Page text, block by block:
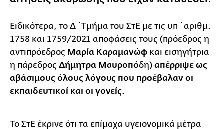
Ειδικότερα, το Δ΄ Τμήμα του ΣτΕ με τις υπ΄ αριθμ.
1758 και 1759/2021 αποφάσεις τους (πρόεδρος η
αντιπρόεδρος Μαρία Καραμανώφ και εισηγήτρια
η πάρεδρος Δήμητρα Μαυροπόδη) απέρριψε ως
αβάσιμους όλους λόγους που προέβαλαν οι
εκπαιδευτικοί και οι γονείς.
Το ΣτΕ έκρινε ότι τα επίμαχα υγειονομικά μέτρα